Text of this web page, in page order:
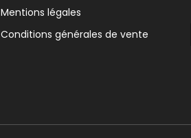
Mentions légales
Conditions générales de vente